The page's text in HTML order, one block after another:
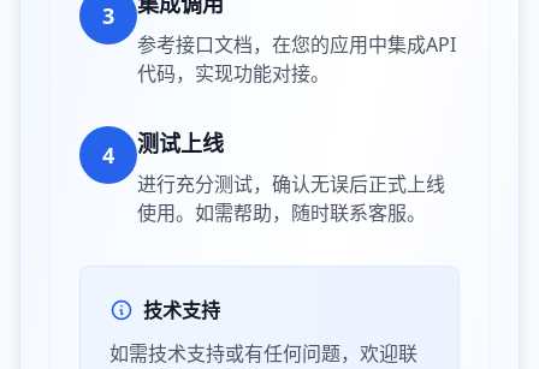
3
参考接口文档，在您的应用中集成API
代码，实现功能对接。
4 测试上线
进行充分测试，确认无误后正式上线
使用。如需帮助，随时联系客服。
技术支持
如需技术支持或有任何问题，欢迎联